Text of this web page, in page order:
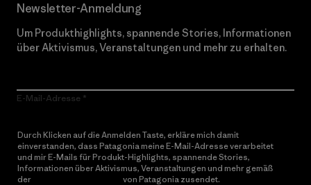
Newsletter-Anmeldung
Um Produkthighlights, spannende Stories, Informationen
über Aktivismus, Veranstaltungen und mehr zu erhalten.
E-Mail-Adresse
Durch Klicken auf die Anmelden Taste, erkläre mich damit
einverstanden, dass Patagonia meine E-Mail-Adresse verarbeitet
und mir E-Mails für Produkt-Highlights, spannende Stories,
Informationen über Aktivismus, Veranstaltungen und mehr gemäß
der
von Patagonia zusendet.